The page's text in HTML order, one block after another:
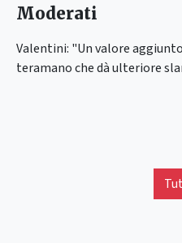
Moderati
Valentini: "Un valore
teramano che dà ulteriore